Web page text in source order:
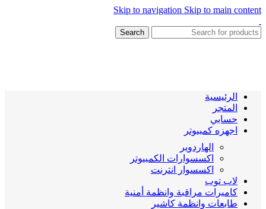
Skip to navigation Skip to main content
Search
الرئيسية
المتجر
حسابي
اجهزه كمبيوتر
الهاردوير
اكسسوارات الكمبيوتر
اكسسوار انترنت
لاب توب
كاميرات مراقبة وانظمة أمنية
طابعات وانظمة كاشير